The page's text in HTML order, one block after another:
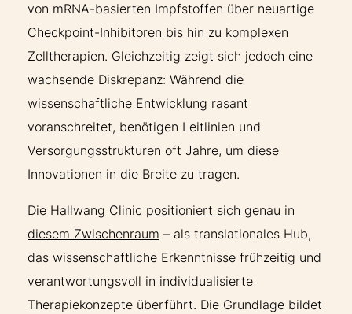
von mRNA-basierten Impfstoffen über neuartige
Checkpoint-Inhibitoren bis hin zu komplexen
Zelltherapien. Gleichzeitig zeigt sich jedoch eine
wachsende Diskrepanz: Während die
wissenschaftliche Entwicklung rasant
voranschreitet, benötigen Leitlinien und
Versorgungsstrukturen oft Jahre, um diese
Innovationen in die Breite zu tragen.
Die Hallwang Clinic positioniert sich genau in
diesem Zwischenraum – als translationales Hub,
das wissenschaftliche Erkenntnisse frühzeitig und
verantwortungsvoll in individualisierte
Therapiekonzepte überführt. Die Grundlage bildet